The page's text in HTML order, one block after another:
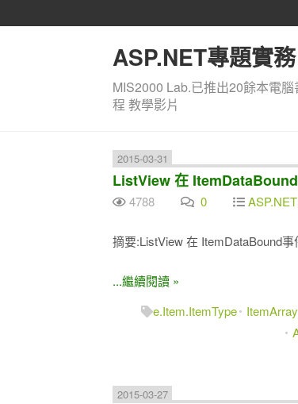
ASP.NET專題實
MIS2000 Lab.已推出20餘本電
程 教學影片
2015-03-31
ListView 在
4788 0
摘要:ListView 在 ItemDataBound
...繼續閱讀 »
e.Item.ItemType
ItemArray
2015-03-27